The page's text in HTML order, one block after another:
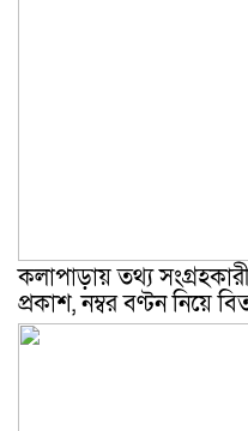
কলাপাড়ায় তথ্য
প্রকাশ, নম্বর বণ্টন নিয়ে